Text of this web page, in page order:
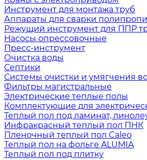
Инструмент для монтажа труб
Аппараты для сварки
Режущий инструмент для ППР
Насосы опрессовочные
Пресс-инструмент
Очистка воды
Септики
Системы очистки и умягчения
Фильтры магистральные
Электрические теплые полы
Комплектующие для
Теплый пол под ламинат,
Инфракрасный теплый пол ПНК
Пленочный теплый пол Caleo
Теплый пол на фольге ALUMIA
Теплый пол под плитку